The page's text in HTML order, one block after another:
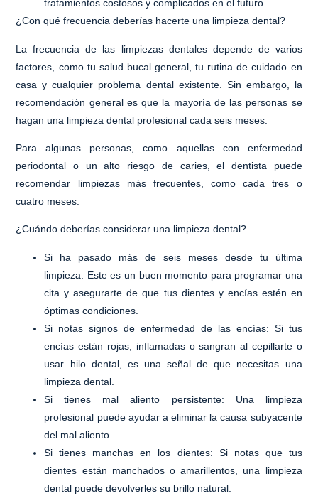
tratamientos costosos y complicados en el futuro.
¿Con qué frecuencia deberías hacerte una limpieza dental?
La frecuencia de las limpiezas dentales depende de varios
factores, como tu salud bucal general, tu rutina de cuidado en
casa y cualquier problema dental existente. Sin embargo, la
recomendación general es que la mayoría de las personas se
hagan una limpieza dental profesional cada seis meses.
Para algunas personas, como aquellas con enfermedad
periodontal o un alto riesgo de caries, el dentista puede
recomendar limpiezas más frecuentes, como cada tres o
cuatro meses.
¿Cuándo deberías considerar una limpieza dental?
Si ha pasado más de seis meses desde tu última
limpieza: Este es un buen momento para programar una
cita y asegurarte de que tus dientes y encías estén en
óptimas condiciones.
Si notas signos de enfermedad de las encías: Si tus
encías están rojas, inflamadas o sangran al cepillarte o
usar hilo dental, es una señal de que necesitas una
limpieza dental.
Si tienes mal aliento persistente: Una limpieza
profesional puede ayudar a eliminar la causa subyacente
del mal aliento.
Si tienes manchas en los dientes: Si notas que tus
dientes están manchados o amarillentos, una limpieza
dental puede devolverles su brillo natural.